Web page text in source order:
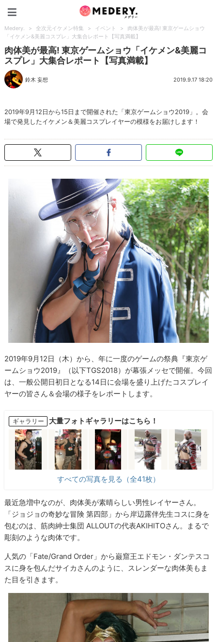
Medery. > 全次元イケメン特集 > イベント >
肉体美が最高! 東京ゲームショウ
「イケメン&美麗コスプレ」大集合レポート【写真満載】
肉体美が最高! 東京ゲームショウ「イケメン&美麗コ
スプレ」大集合レポート【写真満載】
鈴木 妄想 2019.9.17 18:20
2019年9月12日から15日まで開催された「東京ゲームショウ2019」。会
場で発見したイケメン＆美麗コスプレイヤーの模様をお届けします！
2019年9月12日（木）から、年に一度のゲームの祭典『東京ゲ
ームショウ2019』（以下TGS2018）が幕張メッセで開催。今回
は、一般公開日初日となる14日に会場を盛り上げたコスプレイ
ヤーの皆さん＆会場の様子をレポートします。
ギャラリー 大量フォトギャラリーはこちら！
すべての写真を見る（全41枚）
最近急増中なのが、肉体美が素晴らしい男性レイヤーさん。
「ジョジョの奇妙な冒険 第四部」から岸辺露伴先生コスに身を
包むのは、筋肉紳士集団 ALLOUTの代表AKIHITOさん。まるで
彫刻のような肉体です。
人気の「Fate/Grand Order」から巌窟王エドモン・ダンテスコ
スに身を包んだサイカさんのように、スレンダーな肉体美もま
た目を引きます。